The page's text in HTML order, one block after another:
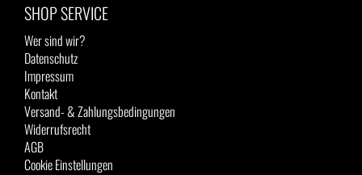
SHOP SERVICE
Wer sind wir?
Datenschutz
Impressum
Kontakt
Versand- & Zahlungsbedingungen
Widerrufsrecht
AGB
Cookie Einstellungen